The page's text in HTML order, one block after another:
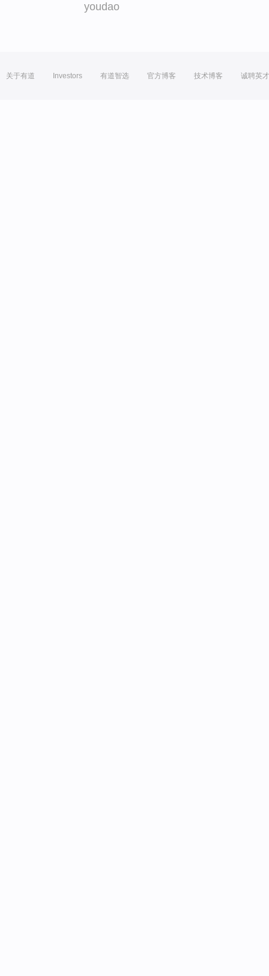
youdao
关于有道 Investors 有道智选 官方博客 技术博客 诚聘英才